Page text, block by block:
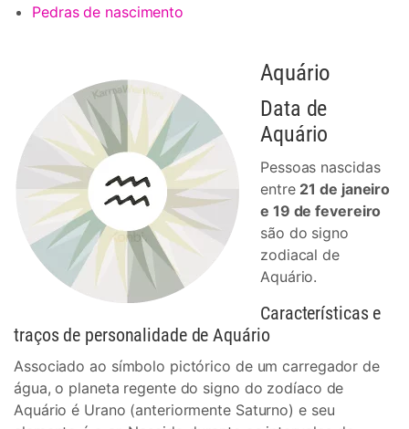
Pedras de nascimento
Aquário
Data de
Aquário
Pessoas nascidas
entre 21 de janeiro
e 19 de fevereiro
são do signo
zodiacal de
Aquário.
Características e
traços de personalidade de Aquário
Associado ao símbolo pictórico de um carregador de
água, o planeta regente do signo do zodíaco de
Aquário é Urano (anteriormente Saturno) e seu